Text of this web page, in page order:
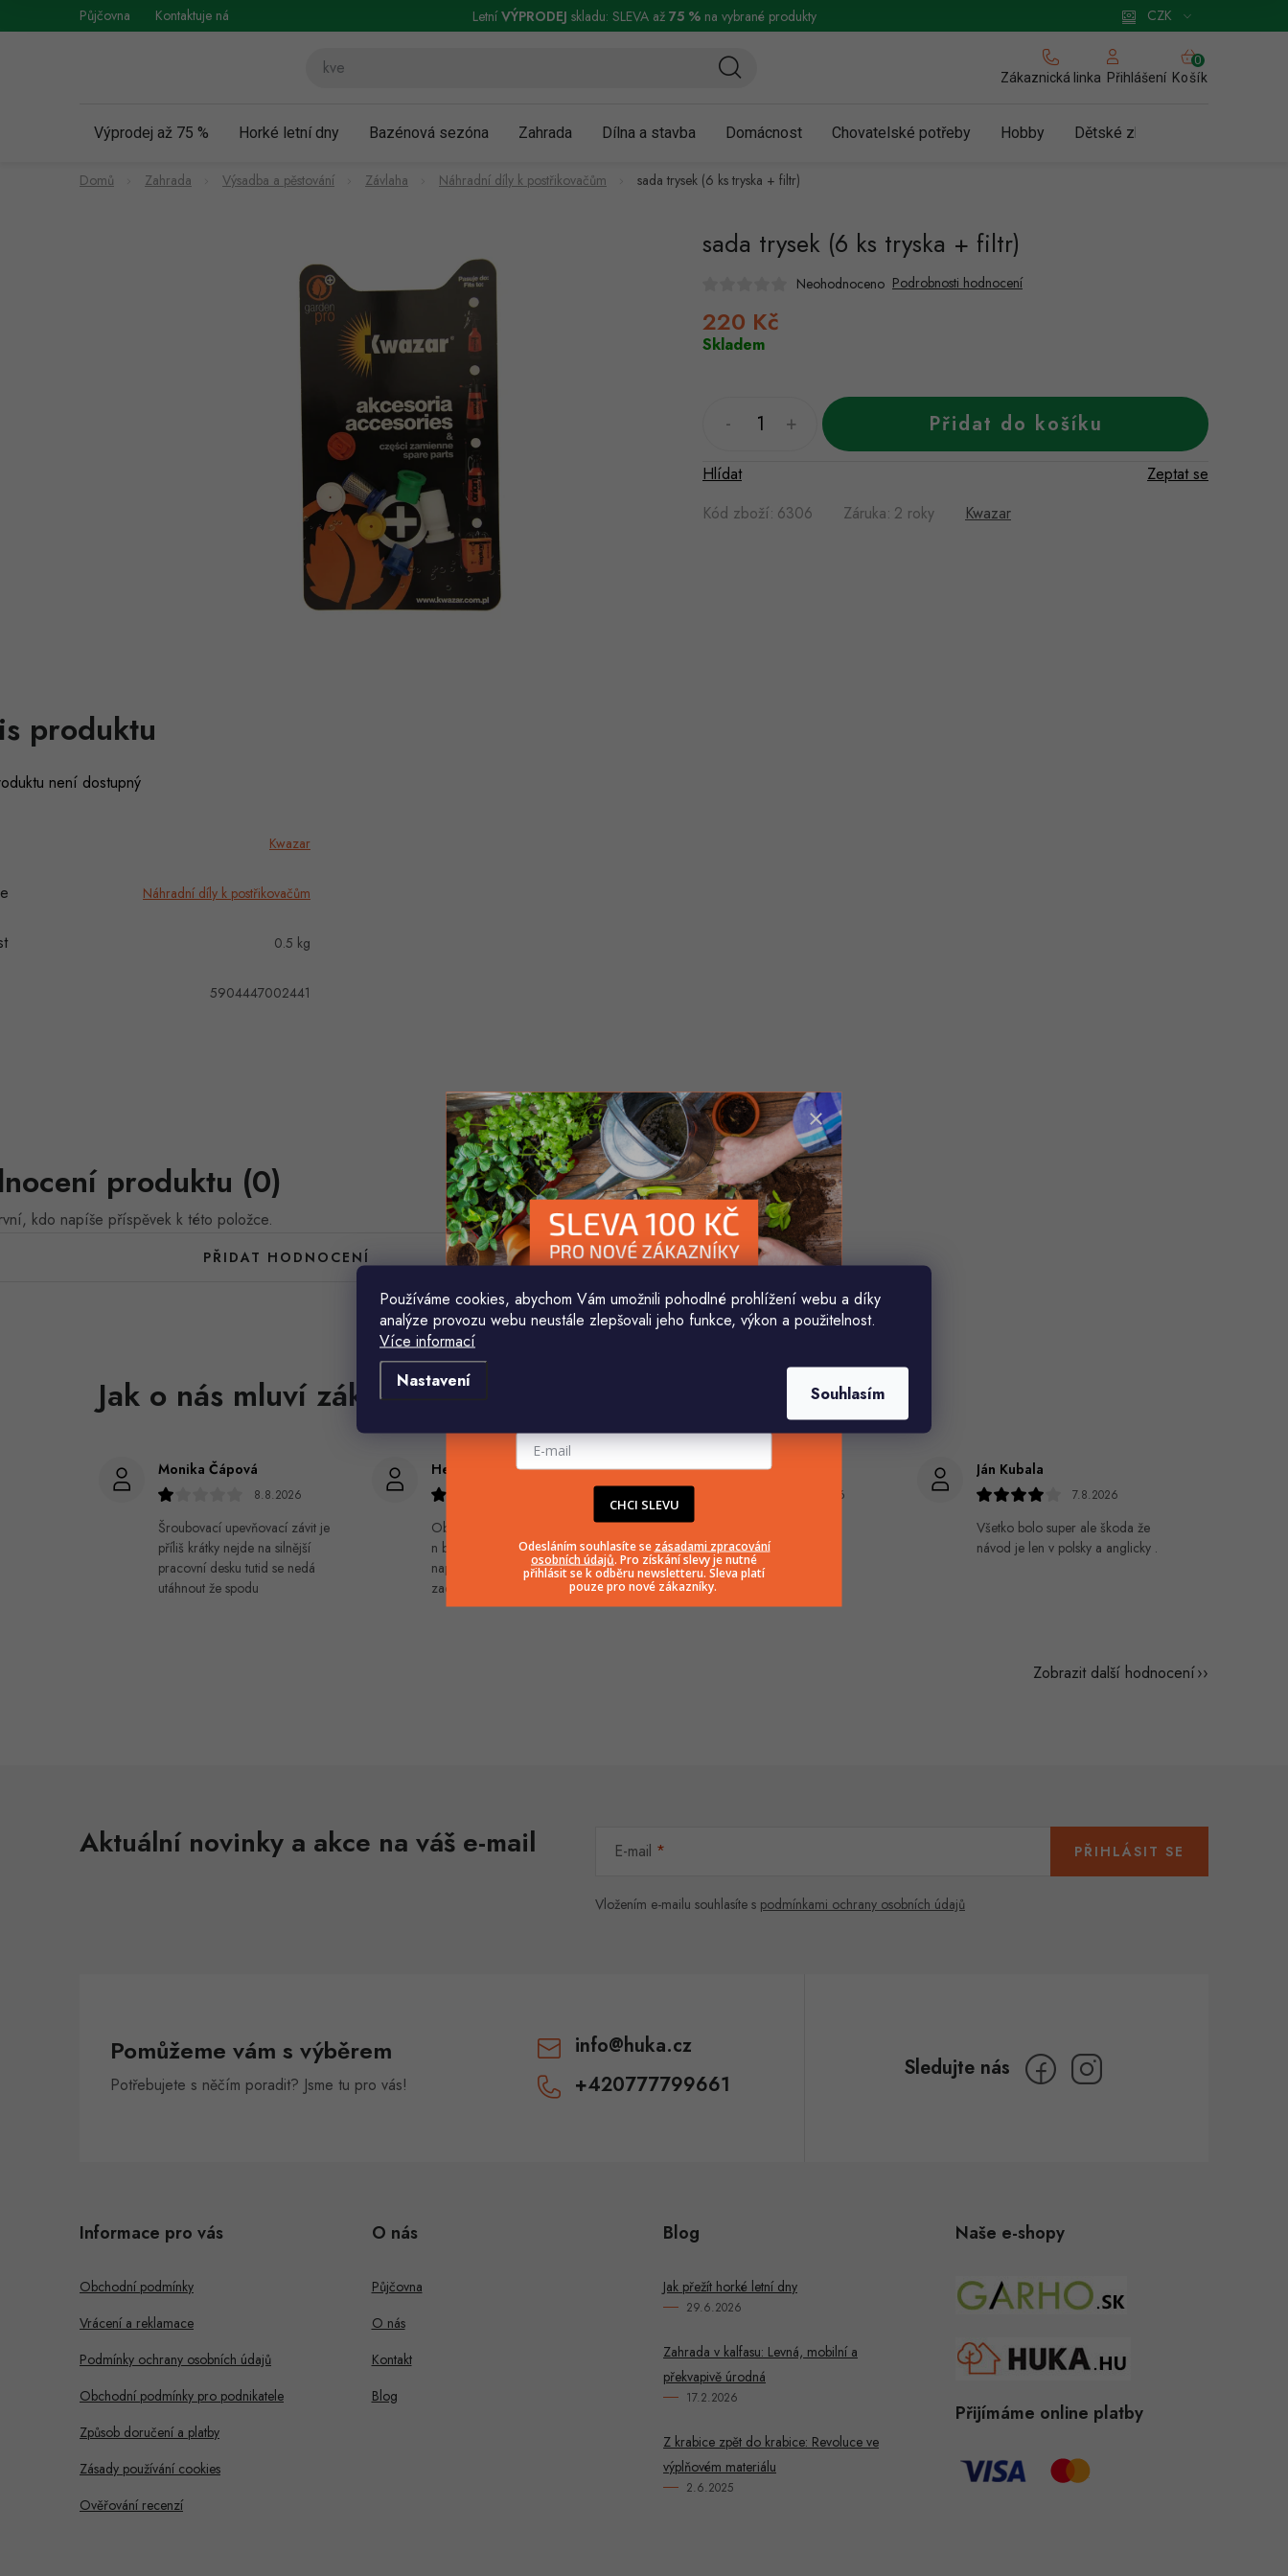
Používáme cookies, abychom Vám umožnili pohodlné prohlížení webu a díky
analýze provozu webu neustále zlepšovali jeho funkce, výkon a použitelnost.
Více informací
Nastavení
Souhlasím
na
Půjčovna Kontaktuje nás Vrácení a reklamace Podmínky ochrany osobních údajů Obchodní podmínky pro podnikatele Zásady používání cookies
CZK
LetníVÝPRODEJ skladu: SLEVA až 75 %na vybrané produkty
Zákaznická linka Přihlášení
NÁKUPNÍ
KOŠÍK
Košík
Výprodej až 75 % Horké letní dny Bazénová sezóna Zahrada Dílna a stavba Domácnost Chovatelské potřeby Hobby Dětské zboží a hračky
Domů Zahrada Výsadba a pěstování Závlaha Náhradní díly k postřikovačům sada trysek (6 ks tryska + filtr)
sada trysek (6 ks tryska + filtr)
Neohodnoceno Podrobnosti hodnocení
220 Kč
Skladem
Přidat do košíku
Kód zboží: 6306 Záruka: 2 roky Kwazar
Zeptat se
Hlídat
produktu
není dostupný
Kwazar
Náhradní díly k postřikovačům
0.5 kg
5904447002441
produktu (0)
kdo napíše příspěvek k této položce.
PŘIDAT HODNOCENÍ
Monika Čápová
8.8.2026
Šroubovací upevňovací závit je
příliš krátky nejde na silnější
pracovní desku tutid se nedá
utáhnout že spodu
Helena králová
Objednala jsem si kvetinace a jede
n byl praskly dole a kdyz jsem
napsala jak to budem resit tak
zadna odpoved
Jiří Jícha
7.8.2026
Ján Kubala
7.8.2026
Všetko bolo super ale škoda že
návod je len v polsky a anglicky .
Zobrazit další hodnocení
Aktuální novinky a akce na váš e-mail E-mail
Vložením e-mailu souhlasíte s podmínkami ochrany osobních údajů
PŘIHLÁSIT SE
Pomůžeme vám s výběrem
Potřebujete s něčím poradit? Jsme tu pro vás!
info@huka.cz
+420777799661
Informace pro vás
Obchodní podmínky
Vrácení a reklamace
Podmínky ochrany osobních údajů
Obchodní podmínky pro podnikatele
Způsob doručení a platby
Zásady používání cookies
Ověřování recenzí
O nás
Půjčovna
O nás
Kontakt
Blog
Blog
Jak přežít horké letní dny
29.6.2026
Zahrada v kalfasu: Levná, mobilní a
překvapivě úrodná
17.2.2026
Z krabice zpět do krabice: Revoluce ve
výplňovém materiálu
2.6.2025
Naše e-shopy
Přijímáme online platby
CHCI SLEVU
Odesláním souhlasíte se zásadami zpracování
osobních údajů. Pro získání slevy je nutné
přihlásit se k odběru newsletteru. Sleva platí
pouze pro nové zákazníky.